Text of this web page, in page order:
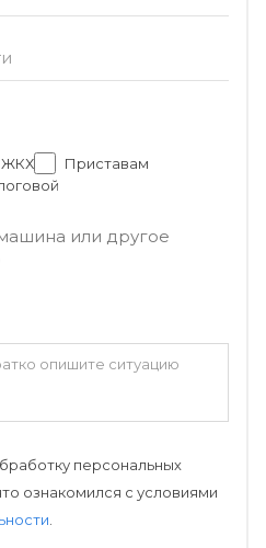
ЖКХ
Приставам
или другое
персональных
ознакомился с условиями